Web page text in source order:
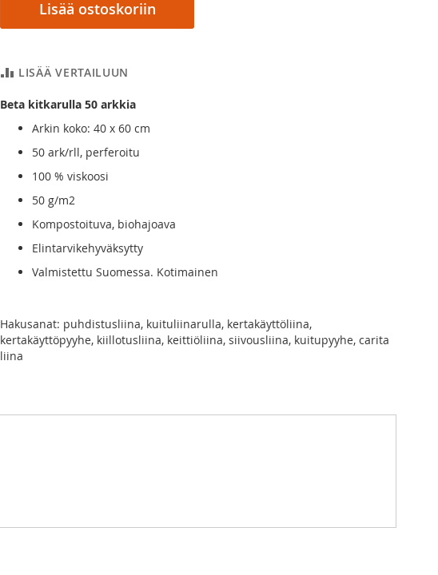
Lisää ostoskoriin
LISÄÄ VERTAILUUN
Beta kitkarulla 50 arkkia
Arkin koko: 40 x 60 cm
50 ark/rll, perferoitu
100 % viskoosi
50 g/m2
Kompostoituva, biohajoava
Elintarvikehyväksytty
Valmistettu Suomessa. Kotimainen
Hakusanat: puhdistusliina, kuituliinarulla, kertakäyttöliina,
kertakäyttöpyyhe, kiillotusliina, keittiöliina, siivousliina, kuitupyyhe, carita
liina